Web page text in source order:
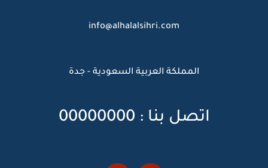
info@alhalalsihri.com
المملكة العربية السعودية - جدة
اتصل بنا : 00000000